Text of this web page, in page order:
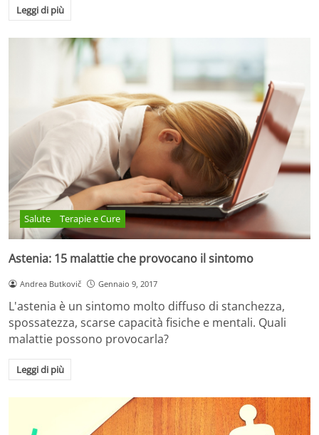
Leggi di più
Salute Terapie e Cure
Astenia: 15 malattie che provocano il sintomo
Andrea Butkovič Gennaio 9, 2017
L'astenia è un sintomo molto diffuso di stanchezza,
spossatezza, scarse capacità fisiche e mentali. Quali
malattie possono provocarla?
Leggi di più